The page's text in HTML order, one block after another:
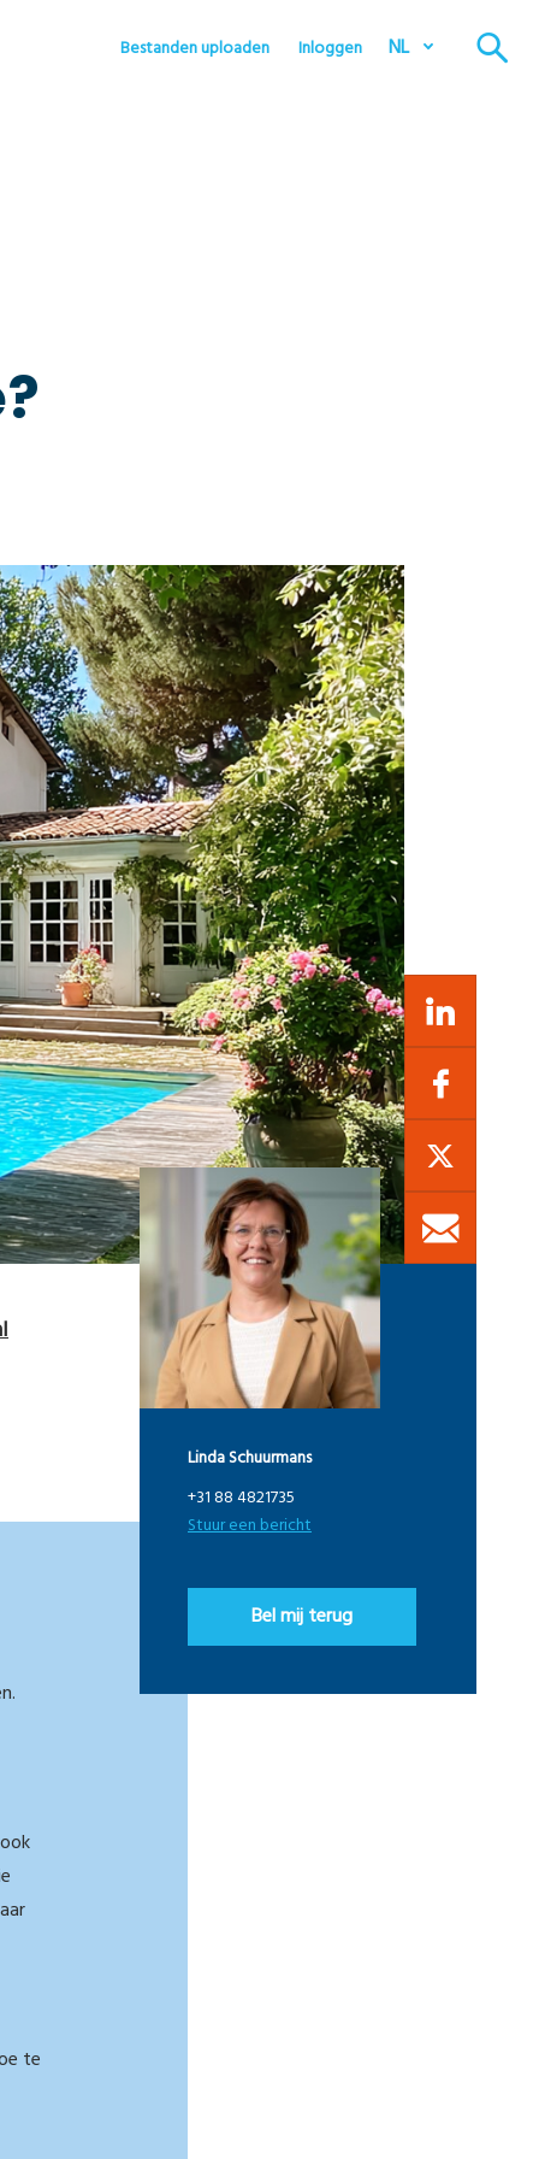
Bestanden uploaden Inloggen NL
te
Linda Schuurmans
+31 88 4821735
Stuur een bericht
Bel mij terug